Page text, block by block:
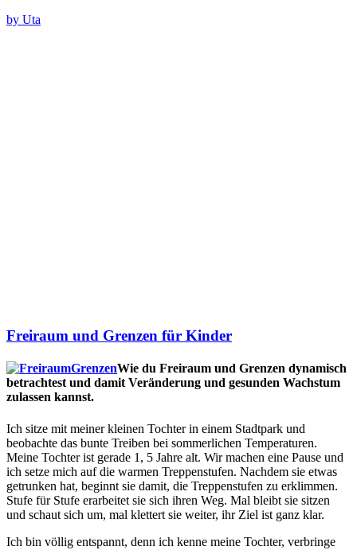
by Uta
Freiraum und Grenzen für Kinder
Wie du Freiraum und Grenzen dynamisch
betrachtest und damit Veränderung und gesunden Wachstum
zulassen kannst.
Ich sitze mit meiner kleinen Tochter in einem Stadtpark und
beobachte das bunte Treiben bei sommerlichen Temperaturen.
Meine Tochter ist gerade 1, 5 Jahre alt. Wir machen eine Pause und
ich setze mich auf die warmen Treppenstufen. Nachdem sie etwas
getrunken hat, beginnt sie damit, die Treppenstufen zu erklimmen.
Stufe für Stufe erarbeitet sie sich ihren Weg. Mal bleibt sie sitzen
und schaut sich um, mal klettert sie weiter, ihr Ziel ist ganz klar.
Ich bin völlig entspannt, denn ich kenne meine Tochter, verbringe